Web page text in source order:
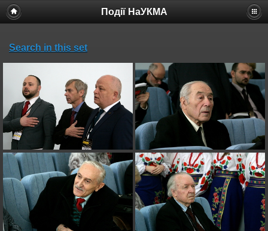
Події НаУКМА
Search in this set